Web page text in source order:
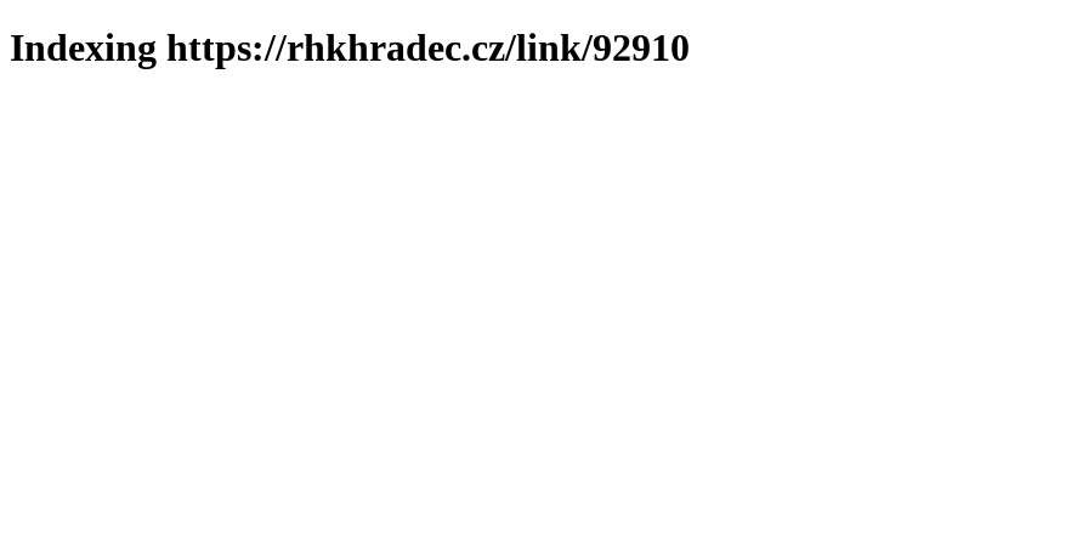
Indexing https://rhkhradec.cz/link/92910